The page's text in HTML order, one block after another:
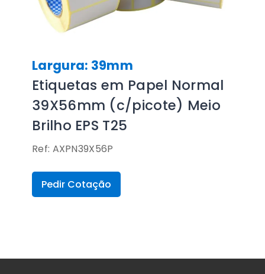
Largura: 39mm
Etiquetas em Papel Normal
39X56mm (c/picote) Meio
Brilho EPS T25
Ref: AXPN39X56P
Pedir Cotação